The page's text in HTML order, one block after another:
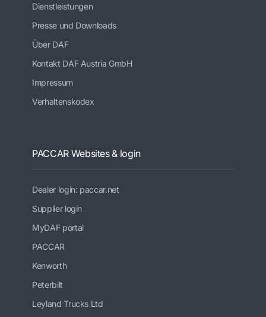
Dienstleistungen
Presse und Downloads
Über DAF
Kontakt DAF Austria GmbH
Impressum
Verhaltenskodex
PACCAR Websites & login
Dealer login: paccar.net
Supplier login
MyDAF portal
PACCAR
Kenworth
Peterbilt
Leyland Trucks Ltd